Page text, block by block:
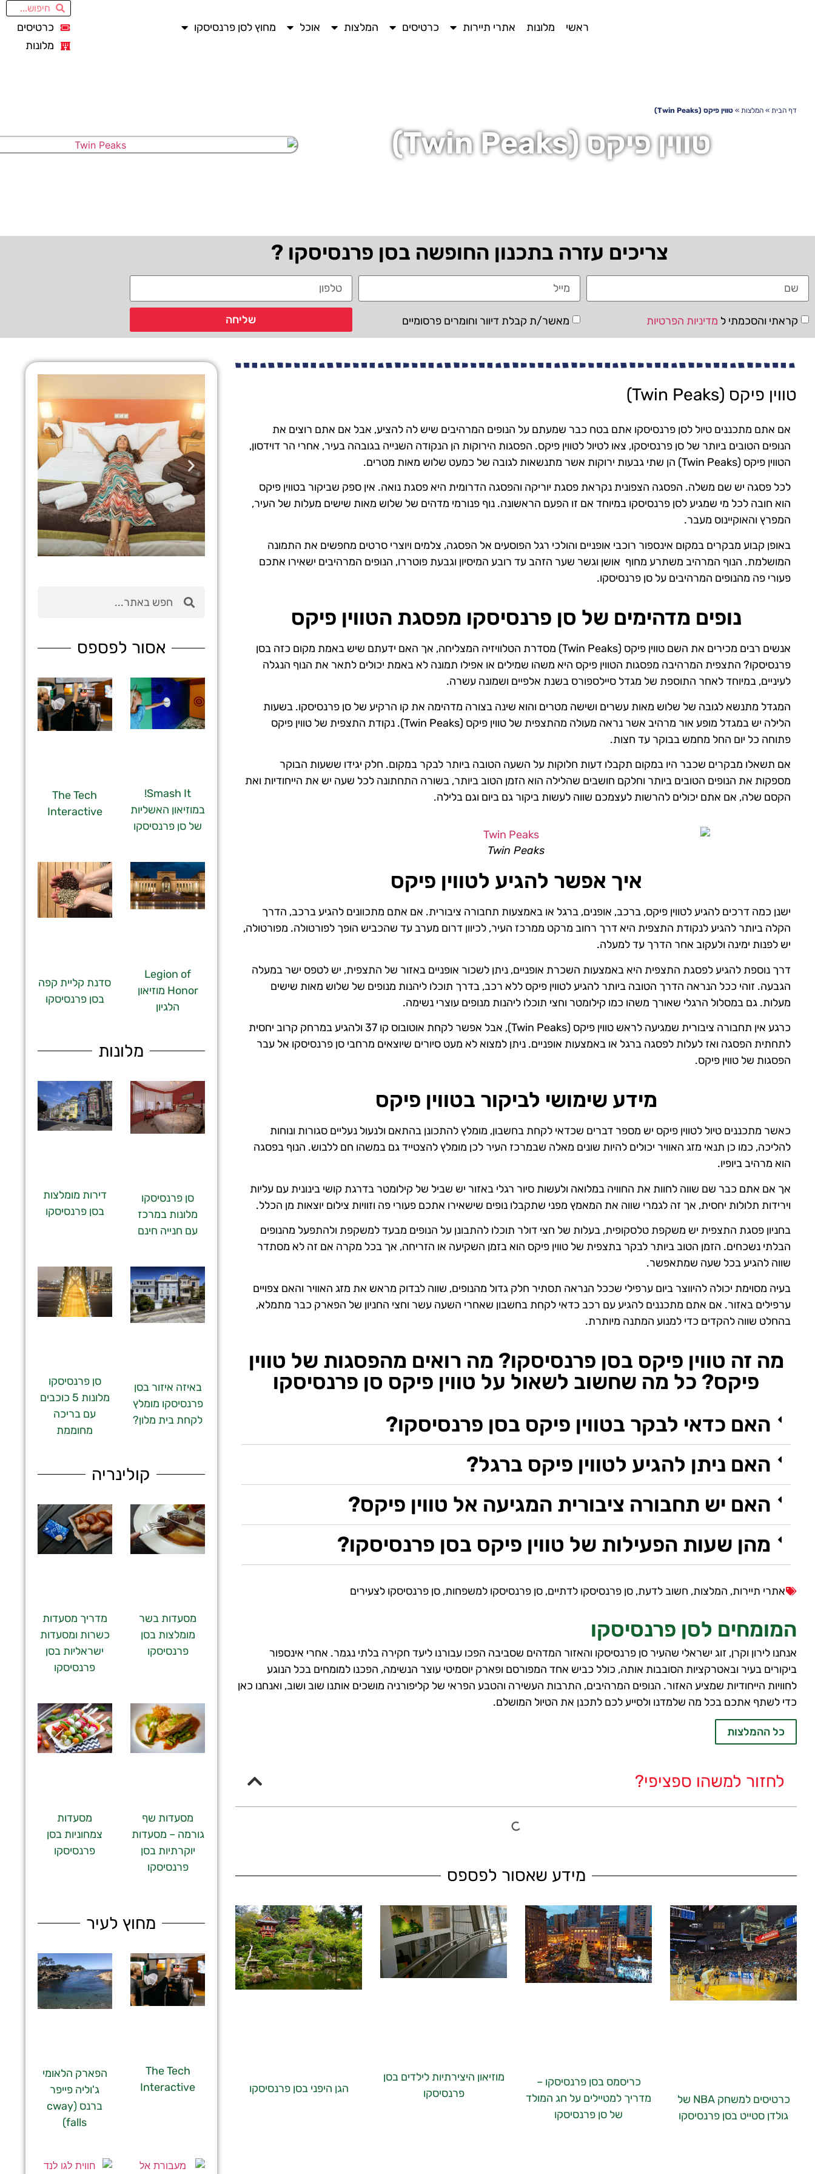
ראשי מלונות אתרי תיירות כרטיסים המלצות אוכל מחוץ לסן פרנסיסקו
כרטיסים
מלונות
דף הבית » המלצות » טווין פיקס (Twin Peaks)
טווין פיקס (Twin Peaks)
צריכים עזרה בתכנון החופשה בסן פרנסיסקו ?
קראתי והסכמתי ל מדיניות הפרטיות מאשר/ת קבלת דיוור וחומרים פרסומיים שליחה
טווין פיקס (Twin Peaks)
אם אתם מתכננים טיול לסן פרנסיסקו אתם בטח כבר שמעתם על הנופים המרהיבים שיש לה להציע, אבל אם אתם רוצים את
הנופים הטובים ביותר של סן פרנסיסקו, צאו לטיול לטווין פיקס. הפסגות הירוקות הן הנקודה השנייה בגובהה בעיר, אחרי הר דוידסון,
הטווין פיקס (Twin Peaks) הן שתי גבעות ירוקות אשר מתנשאות לגובה של כמעט שלוש מאות מטרים.
לכל פסגה יש שם משלה. הפסגה הצפונית נקראת פסגת יוריקה והפסגה הדרומית היא פסגת נואה. אין ספק שביקור בטווין פיקס
הוא חובה לכל מי שמגיע לסן פרנסיסקו במיוחד אם זו הפעם הראשונה. נוף פנורמי מדהים של שלוש מאות שישים מעלות של העיר,
המפרץ והאוקיינוס ​​מעבר.
באופן קבוע מבקרים במקום אינספור רוכבי אופניים והולכי רגל הפוסעים אל הפסגה, צלמים ויוצרי סרטים מחפשים את התמונה
המושלמת. הנוף המרהיב משתרע מחוף אושן וגשר שער הזהב עד רובע המיסיון וגבעת פוטררו, הנופים המרהיבים ישאירו אתכם
פעורי פה מהנופים המרהיבים על סן פרנסיסקו.
נופים מדהימים של סן פרנסיסקו מפסגת הטווין פיקס
אנשים רבים מכירים את השם טווין פיקס (Twin Peaks) מסדרת הטלוויזיה המצליחה, אך האם ידעתם שיש באמת מקום כזה בסן
פרנסיסקו? התצפית המרהיבה מפסגות הטווין פיקס היא משהו שמילים או אפילו תמונה לא באמת יכולים לתאר את הנוף הנגלה
לעיניים, במיוחד לאחר התוספת של מגדל סיילספורס בשנת אלפיים ושמונה עשרה.
המגדל מתנשא לגובה של שלוש מאות עשרים ושישה מטרים והוא שינה בצורה מדהימה את קו הרקיע של סן פרנסיסקו. בשעות
הלילה יש במגדל מופע אור מרהיב אשר נראה מעולה מהתצפית של טווין פיקס (Twin Peaks). נקודת התצפית של טווין פיקס
פתוחה כל יום החל מחמש בבוקר עד חצות.
אם תשאלו מבקרים שכבר היו במקום תקבלו דעות חלוקות על השעה הטובה ביותר לבקר במקום. חלק יגידו ששעות הבוקר
מספקות את הנופים הטובים ביותר וחלקם חושבים שהלילה הוא הזמן הטוב ביותר, בשורה התחתונה לכל שעה יש את הייחודיות ואת
הקסם שלה, אם אתם יכולים להרשות לעצמכם שווה לעשות ביקור גם ביום וגם בלילה.
Twin Peaks
איך אפשר להגיע לטווין פיקס
ישנן כמה דרכים להגיע לטווין פיקס, ברכב, אופנים, ברגל או באמצעות תחבורה ציבורית. אם אתם מתכוונים להגיע ברכב, הדרך
הקלה ביותר להגיע לנקודת התצפית היא דרך רחוב מרקט ממרכז העיר, לכיוון דרום מערב עד שהכביש הופך לפורטולה. מפורטולה,
יש לפנות ימינה ולעקוב אחר הדרך עד למעלה.
דרך נוספת להגיע לפסגת התצפית היא באמצעות השכרת אופניים, ניתן לשכור אופניים באזור של התצפית, יש לטפס ישר במעלה
הגבעה. זוהי ככל הנראה הדרך הטובה ביותר להגיע לטווין פיקס ללא רכב, בדרך תוכלו ליהנות מנופים של שלוש מאות שישים
מעלות. גם במסלול הרגלי שאורך משהו כמו קילומטר וחצי תוכלו ליהנות מנופים עוצרי נשימה.
כרגע אין תחבורה ציבורית שמגיעה לראש טווין פיקס (Twin Peaks), אבל אפשר לקחת אוטובוס קו 37 ולהגיע במרחק קרוב יחסית
לתחתית הפסגה ואז לעלות לפסגה ברגל או באמצעות אופניים. ניתן למצוא לא מעט סיורים שיוצאים מרחבי סן פרנסיסקו אל עבר
הפסגות של טווין פיקס.
מידע שימושי לביקור בטווין פיקס
כאשר מתכננים טיול לטווין פיקס יש מספר דברים שכדאי לקחת בחשבון, מומלץ להתכונן בהתאם ולנעול נעליים סגורות ונוחות
להליכה, כמו כן תנאי מזג האוויר יכולים להיות שונים מאלה שבמרכז העיר לכן מומלץ להצטייד גם במשהו חם ללבוש. הנוף בפסגה
הוא מרהיב ביופיו.
אך אם אתם כבר שם שווה לחוות את החוויה במלואה ולעשות סיור רגלי באזור יש שביל של קילומטר בדרגת קושי בינונית עם עליות
וירידות תלולות יחסית, אך זה לגמרי שווה את המאמץ מפני שתקבלו נופים שישאירו אתכם פעורי פה וזוויות צילום יוצאות מן הכלל.
בחניון פסגת התצפית יש משקפת טלסקופית, בעלות של חצי דולר תוכלו להתבונן על הנופים מבעד למשקפת ולהתפעל מהנופים
הבלתי נשכחים. הזמן הטוב ביותר לבקר בתצפית של טווין פיקס הוא בזמן השקיעה או הזריחה, אך בכל מקרה אם זה לא מסתדר
שווה להגיע בכל שעה שמתאפשר.
בעיה מסוימת יכולה להיווצר ביום ערפילי שככל הנראה תסתיר חלק גדול מהנופים, שווה לבדוק מראש את מזג האוויר והאם צפויים
ערפילים באזור. אם אתם מתכננים להגיע עם רכב כדאי לקחת בחשבון שאחרי השעה עשר וחצי החניון של הפארק כבר מתמלא,
בהחלט שווה להקדים כדי למנוע המתנה מיותרת.
מה זה טווין פיקס בסן פרנסיסקו? מה רואים מהפסגות של טווין
פיקס? כל מה שחשוב לשאול על טווין פיקס סן פרנסיסקו
האם כדאי לבקר בטווין פיקס בסן פרנסיסקו?
האם ניתן להגיע לטווין פיקס ברגל?
האם יש תחבורה ציבורית המגיעה אל טווין פיקס?
מהן שעות הפעילות של טווין פיקס בסן פרנסיסקו?
אתרי תיירות, המלצות, חשוב לדעת, סן פרנסיסקו לדתיים, סן פרנסיסקו למשפחות, סן פרנסיסקו לצעירים
המומחים לסן פרנסיסקו
אנחנו לירון וקרן, זוג ישראלי שהעיר סן פרנסיסקו והאזור המדהים שסביבה הפכו עבורנו ליעד חקירה בלתי נגמר. אחרי אינספור
ביקורים בעיר ובאטרקציות הסובבות אותה, כולל כביש אחד המפורסם ופארק יוסמיטי עוצר הנשימה, הפכנו למומחים בכל הנוגע
לחוויות הייחודיות שמציע האזור. הנופים המרהיבים, התרבות העשירה והטבע הפראי של קליפורניה מושכים אותנו שוב ושוב, ואנחנו כאן
כדי לשתף אתכם בכל מה שלמדנו ולסייע לכם לתכנן את הטיול המושלם.
כל ההמלצות
לחזור למשהו ספציפי?
מידע שאסור לפספס
כרטיסים למשחק NBA של
גולדן סטייט בסן פרנסיסקו
כריסמס בסן פרנסיסקו –
מדריך למטיילים על חג המולד
של סן פרנסיסקו
מוזיאון היצירתיות לילדים בסן
פרנסיסקו
הגן היפני בסן פרנסיסקו
מלונות
אסור לפספס
Smash It!
במוזיאון האשליות
של סן פרנסיסקו
The Tech
Interactive
Legion of
Honor מוזיאון
הלגיון
סדנת קליית קפה
בסן פרנסיסקו
מלונות
סן פרנסיסקו
מלונות במרכז
עם חנייה חינם
דירות מומלצות
בסן פרנסיסקו
באיזה איזור בסן
פרנסיסקו מומלץ
לקחת בית מלון?
סן פרנסיסקו
מלונות 5 כוכבים
עם בריכה
מחוממת
קולינריה
מסעדות בשר
מומלצות בסן
פרנסיסקו
מדריך מסעדות
כשרות ומסעדות
ישראליות בסן
פרנסיסקו
מסעדות שף
גורמה – מסעדות
יוקרתיות בסן
פרנסיסקו
מסעדות
צמחוניות בסן
פרנסיסקו
מחוץ לעיר
The Tech
Interactive
הפארק הלאומי
ג'וליה פייפר
ברנס (cway
falls)